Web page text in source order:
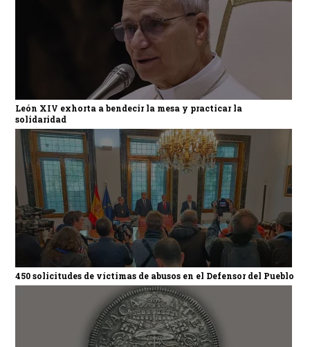
León XIV exhorta a bendecir la mesa y practicar la
solidaridad
450 solicitudes de víctimas de abusos en el Defensor del Pueblo